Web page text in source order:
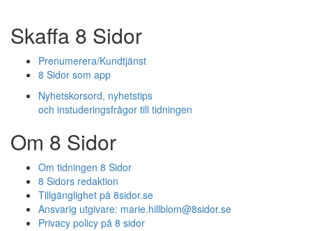
Skaffa 8 Sidor
Prenumerera/Kundtjänst
8 Sidor som app
Nyhetskorsord, nyhetstips
och instuderingsfrågor till tidningen
Om 8 Sidor
Om tidningen 8 Sidor
8 Sidors redaktion
Tillgänglighet på 8sidor.se
Ansvarig utgivare: marie.hillblom@8sidor.se
Privacy policy på 8 sidor